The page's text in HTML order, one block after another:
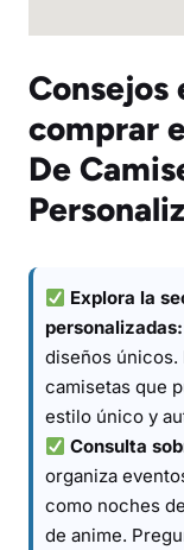
Consejos
comprar
De
Explora la
personalizadas:
diseños únicos.
camisetas que
estilo único y
Consulta
organiza
como noches
de anime.